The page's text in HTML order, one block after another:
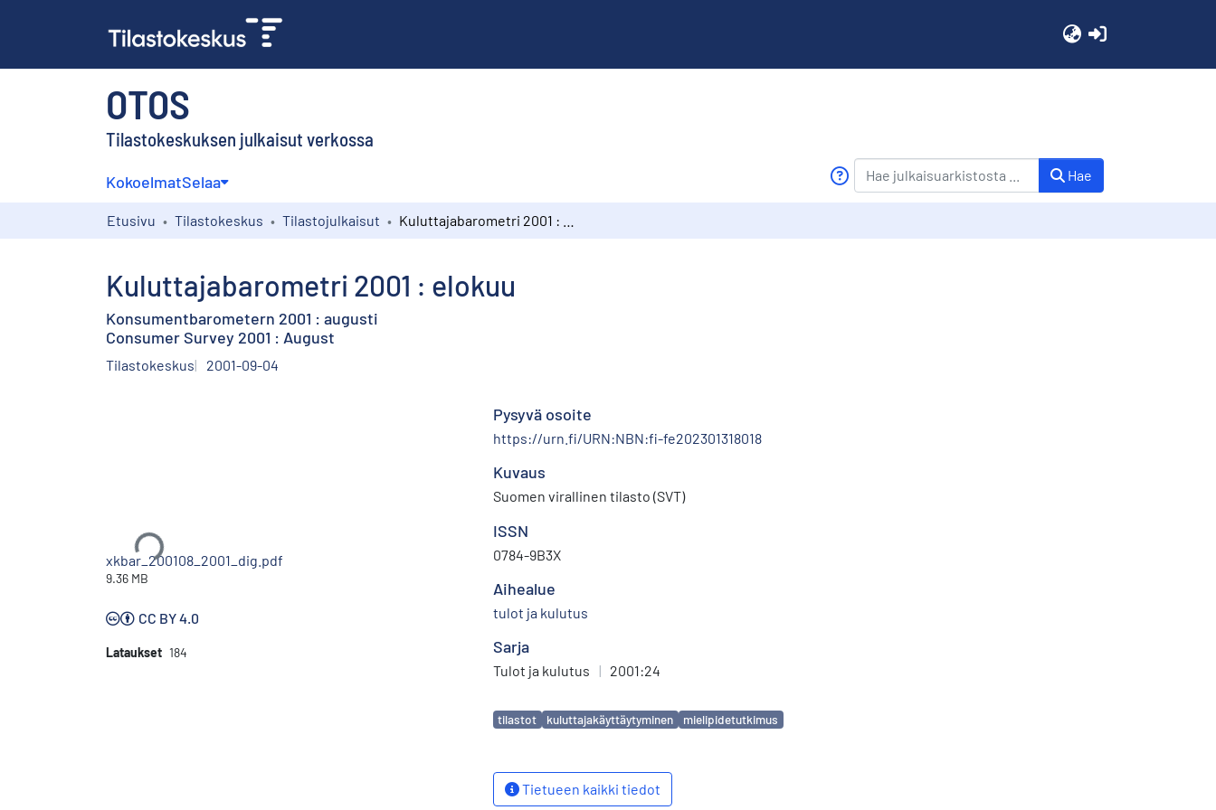
OTOS
Tilastokeskuksen julkaisut verkossa
KokoelmatSelaa Hae
Etusivu Tilastokeskus Tilastojulkaisut
Kuluttajabarometri 2001 : elokuu
Konsumentbarometern 2001 : augusti
Consumer Survey 2001 : August
Tilastokeskus 2001-09-04
Ladataan...
xkbar_200108_2001_dig.pdf
9.36 MB
CC BY 4.0
Lataukset 184
Pysyvä osoite
https://urn.fi/URN:NBN:fi-fe202301318018
Kuvaus
Suomen virallinen tilasto (SVT)
ISSN
0784-9B3X
Aihealue
tulot ja kulutus
Sarja
Tulot ja kulutus | 2001:24
Avainsanat
tilastot kuluttajakäyttäytyminen mielipidetutkimus
Tietueen kaikki tiedot